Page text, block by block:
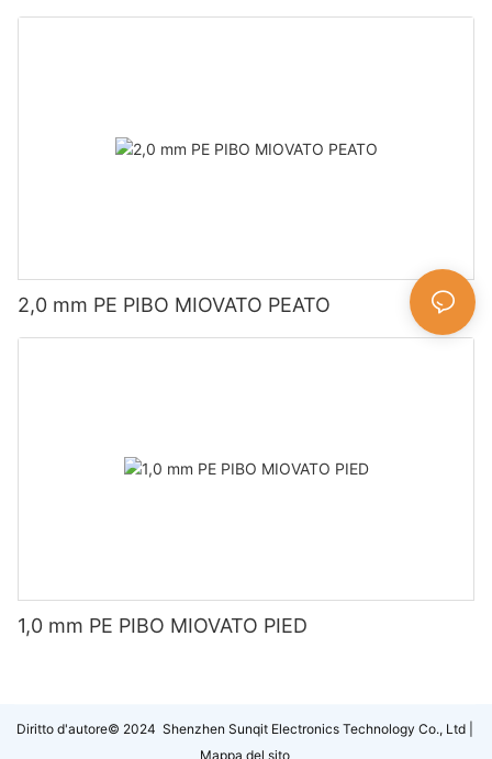
2,0 mm PE PIBO MIOVATO PEATO
1,0 mm PE PIBO MIOVATO PIED
Diritto d'autore© 2024 Shenzhen Sunqit Electronics Technology Co., Ltd |
Mappa del sito